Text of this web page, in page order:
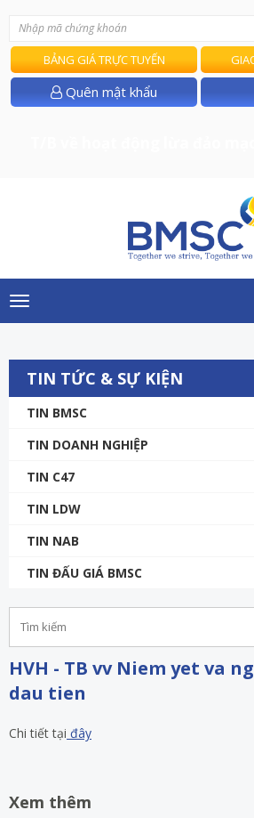
BẢNG GIÁ TRỰC TUYẾN
Quên mật khẩu
Toggle
navigation
TIN TỨC & SỰ KIỆN
TIN BMSC
TIN DOANH NGHIỆP
TIN C47
TIN LDW
TIN NAB
TIN ĐẤU GIÁ BMSC
HVH - TB vv Niem yet va
dau tien
Chi tiết tại đây
Xem thêm